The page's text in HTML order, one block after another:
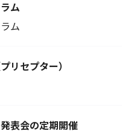
ム
ム
プリセプター）
表会の定期開催